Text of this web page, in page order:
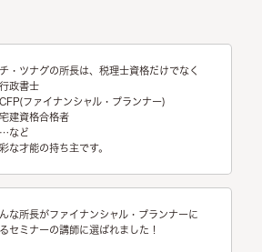
・ツナグの所長は、税理士資格だけでなく
行政書士
CFP(ファイナンシャル・プランナー)
宅建資格合格者
など
な才能の持ち主です。
な所長がファイナンシャル・プランナーに
セミナーの講師に選ばれました！